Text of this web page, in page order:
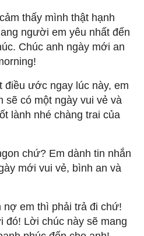
thấy mình thật hạnh
người em yêu nhất đến
Chúc anh ngày mới an
điều ước ngay lúc này, em
có một ngày vui vẻ và
lành nhé chàng trai của
chứ? Em dành tin nhắn
mới vui vẻ, bình an và
nợ em thì phải trả đi chứ!
đó! Lời chúc này sẽ mang